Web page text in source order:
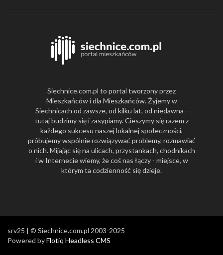
Siechnice.com.pl to portal tworzony przez
Mieszkańców i dla Mieszkańców. Żyjemy w
Siechnicach od zawsze, od kilku lat, od niedawna -
tutaj budzimy się i zasypiamy. Cieszymy się razem z
każdego sukcesu naszej lokalnej społeczności,
próbujemy wspólnie rozwiązywać problemy, rozmawiać
o nich. Mijając się na ulicach, przystankach, chodnikach
i w Internecie wiemy, że coś nas łączy - miejsce, w
którym ta codzienność się dzieje.
srv25 | © Siechnice.com.pl 2003-2025
Powered byFlotiq Headless CMS